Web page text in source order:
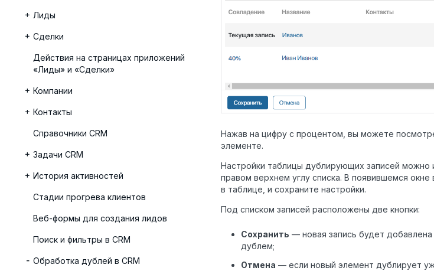
Лиды
Сделки
Действия на страницах приложений
«Лиды» и «Сделки»
Компании
Контакты
Справочники CRM
Задачи CRM
История активностей
Стадии прогрева клиентов
Веб-формы для создания лидов
Поиск и фильтры в CRM
Обработка дублей в CRM
Нажав на цифру с процентом, вы можете
элементе.
Настройки таблицы дублирующих записей можно
правом верхнем углу списка. В появившемся
в таблице, и сохраните настройки.
Под списком записей расположены две кнопки:
Сохранить — новая запись будет
дублем;
Отмена — если новый элемент дублирует